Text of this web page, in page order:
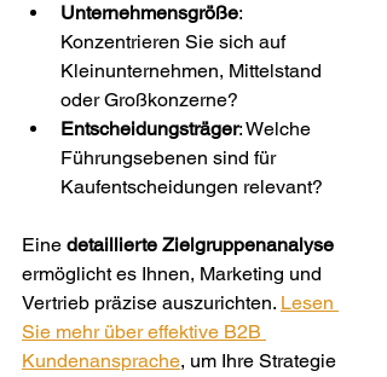
Unternehmensgröße:
Konzentrieren Sie sich auf
Kleinunternehmen, Mittelstand
oder Großkonzerne?
Entscheidungsträger: Welche
Führungsebenen sind für
Kaufentscheidungen relevant?
Eine detaillierte Zielgruppenanalyse
ermöglicht es Ihnen, Marketing und
Vertrieb präzise auszurichten. Lesen
Sie mehr über effektive B2B
Kundenansprache, um Ihre Strategie